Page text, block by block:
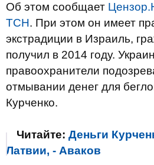
Об этом сообщает
ТСН. При этом он имеет
экстрадиции в Израиль,
получил в 2014 году.
правоохранители
отмывании денег для
Курченко.
Читайте: Деньги
Латвии, - Аваков